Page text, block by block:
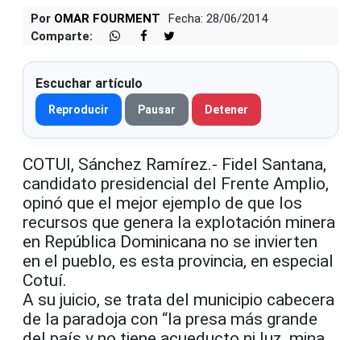
Por OMAR FOURMENT
Fecha: 28/06/2014
Comparte:
Escuchar artículo
Reproducir Pausar Detener
COTUI, Sánchez Ramírez.- Fidel Santana,
candidato presidencial del Frente Amplio,
opinó que el mejor ejemplo de que los
recursos que genera la explotación minera
en República Dominicana no se invierten
en el pueblo, es esta provincia, en especial
Cotuí.
A su juicio, se trata del municipio cabecera
de la paradoja con “la presa más grande